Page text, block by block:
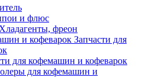
и флюс
Хладагенты, фреон
Запчасти для
для кофемашин и кофеварок
для кофемашин и